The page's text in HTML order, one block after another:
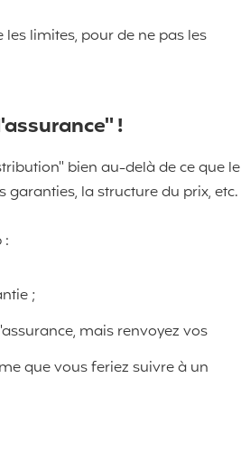
limites, pour de ne pas les
!
bien au-delà de ce que le
la structure du prix, etc.
:
;
mais renvoyez vos
que vous feriez suivre à un